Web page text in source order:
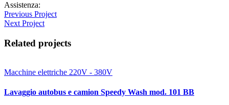
Assistenza:
Previous Project
Next Project
Related projects
Macchine elettriche 220V - 380V
Lavaggio autobus e camion Speedy Wash mod. 101 BB